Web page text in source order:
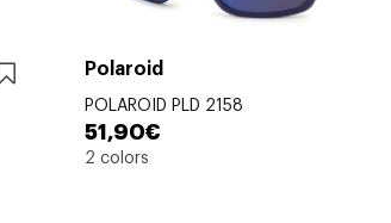
Polaroid
POLAROID PLD 2158
51,90€
2 colors